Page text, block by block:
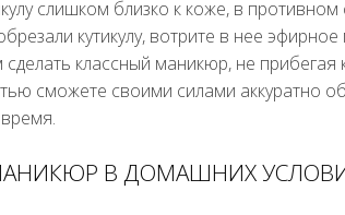
слишком близко к коже, в
кутикулу, вотрите в нее
классный маникюр, не
сможете своими силами аккуратно
В ДОМАШНИХ